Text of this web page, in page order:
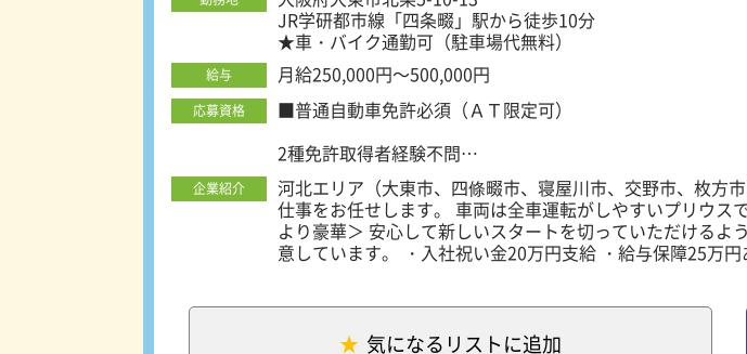
JR学研都市線「四条畷」駅から徒歩10分
★車・バイク通勤可（駐車場代無料）
給与 月給250,000円～500,000円
応募資格
■普通自動車免許必須（ＡＴ限定可）
2種免許取得者経験不問
未経験歓迎、経験者歓迎
フリーター歓迎、社会人デビュー応援
ドライバーデビュー応援
学歴不問・性別不問・ブランクOK
既卒、第二新卒歓迎
企業紹介
河北エリア（大東市、四條畷市、寝屋川市、交野市、枚方
仕事をお任せします。 車両は全車運転がしやすいプリウスです。 ＜入社時サポート
より豪華＞ 安心して新しいスタートを切っていただけるよ
意しています。 ・入社祝い金20万円支給 ・給与保障25万
OK！ 実際にペーパードライバーや、土地勘のない人も未経
集中できるので自信がない方でも始めやすい環境です。 接
気になるリストに追加